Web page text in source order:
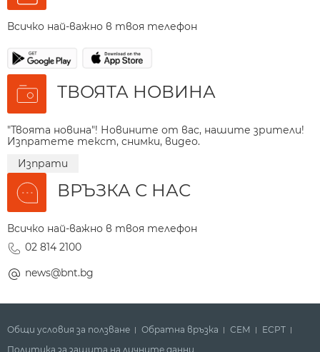
Всичко най-важно в твоя телефон
ТВОЯТА НОВИНА
"Твоята новина"! Новините от вас, нашите зрители!
Изпратете текст, снимки, видео.
Изпрати
ВРЪЗКА С НАС
Всичко най-важно в твоя телефон
02 814 2100
news@bnt.bg
Общи условия за ползване Обратна връзка СЕМ
ECPT
Политика за защита на личните данни